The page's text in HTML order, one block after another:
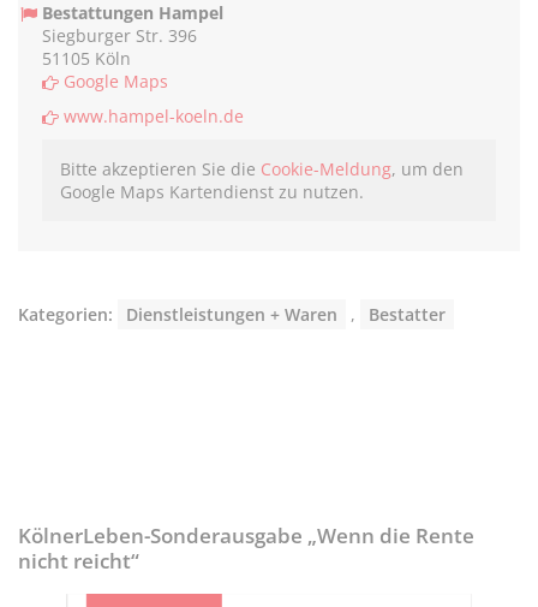
Bestattungen Hampel
Siegburger Str. 396
51105 Köln
Google Maps
www.hampel-koeln.de
Bitte akzeptieren Sie die Cookie-Meldung, um den
Google Maps Kartendienst zu nutzen.
Kategorien: Dienstleistungen + Waren , Bestatter
KölnerLeben-Sonderausgabe „Wenn die Rente
nicht reicht“